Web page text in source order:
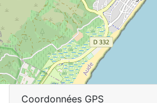
Coordonnées GPS